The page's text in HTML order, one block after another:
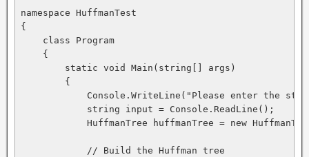
namespace HuffmanTest
{
    class Program
    {
        static void Main(string[] args)
        {
Console.WriteLine("Please enter the
            string input = Console.ReadLine();
HuffmanTree huffmanTree = new
            // Build the Huffman tree